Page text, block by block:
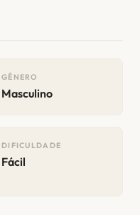
GÊNERO
Masculino
DIFICULDADE
Fácil